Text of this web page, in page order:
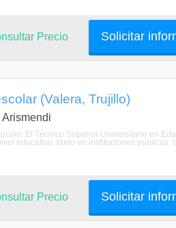
Solicitar
Precio
(Valera, Trujillo)
El Técnico Superior Universitario en
educativo, tanto en instituciones públicas,
Solicitar
Precio